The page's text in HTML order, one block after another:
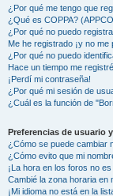
¿Por qué me tengo que
¿Qué es COPPA?
¿Por qué no puedo
Me he registrado ¡y no me
¿Por qué no puedo
Hace un tiempo me
¡Perdí mi contraseña!
¿Por qué mi sesión de
¿Cuál es la función de
Preferencias de usuario
¿Cómo se puede cambiar
¿Cómo evito que mi
¡La hora en los foros no
Cambié la zona horaria en
¡Mi idioma no está en la